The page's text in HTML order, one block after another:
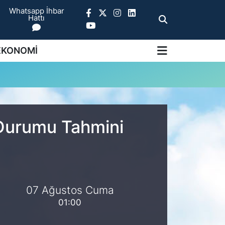
Whatsapp İhbar
Hattı
Tahmini
07 Ağustos Cuma
01:00